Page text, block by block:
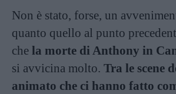
Non è stato, forse, un
quanto quello al punto
che la morte di Anthony in
si avvicina molto. Tra le scene
animato che ci hanno fatto